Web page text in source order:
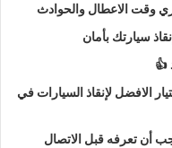
وقت الاعطال والحوادث
سيارتك بأمان
👍
الافضل لإنقاذ السيارات في
أن تعرفه قبل الاتصال